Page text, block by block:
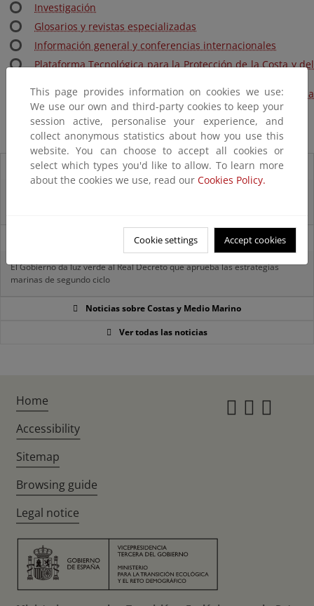
Investigación
Glosarios y revistas especializadas
Información general y conferencias internacionales
Plataforma Tecnológica para la Protección de la Costa y del
Plan Estatal de Protección de la Ribera del Mar contra la
Contaminación (Plan Ribera)
04/07/2025
El Gobierno da luz verde al Real Decreto que aprueba las estrategias
marinas de segundo ciclo
Noticias sobre Costas y Medio Marino
Ver todas las noticias
This page provides information on cookies we use:
We use our own and third-party cookies to keep your
session active, personalise your experience, and
collect anonymous statistics about how you use this
website. You can choose to accept all cookies or
select which types you'd like to allow. To learn more
about the cookies we use, read our Cookies Policy.
Cookie settings Accept cookies
Home
Accessibility
Sitemap
Browsing guide
Legal notice